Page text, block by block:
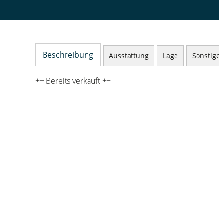
Beschreibung Ausstattung Lage
++ Bereits verkauft ++